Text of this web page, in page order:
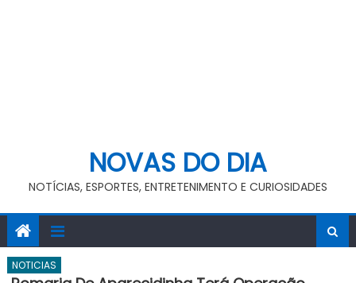
NOVAS DO DIA
NOTÍCIAS, ESPORTES, ENTRETENIMENTO E CURIOSIDADES
NOTICIAS